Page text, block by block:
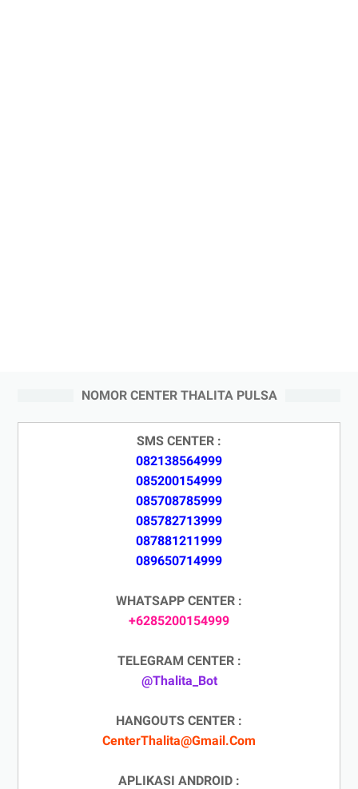
NOMOR CENTER THALITA PULSA
SMS CENTER :
082138564999
085200154999
085708785999
085782713999
087881211999
089650714999
WHATSAPP CENTER :
+6285200154999
TELEGRAM CENTER :
@Thalita_Bot
HANGOUTS CENTER :
CenterThalita@Gmail.Com
APLIKASI ANDROID :